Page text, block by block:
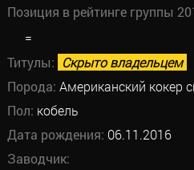
Позиция в рейтинге группы
=
Титулы: Скрыто владельцем
Порода: Американский кокер
Пол: кобель
Дата рождения: 06.11.2016
Заводчик: